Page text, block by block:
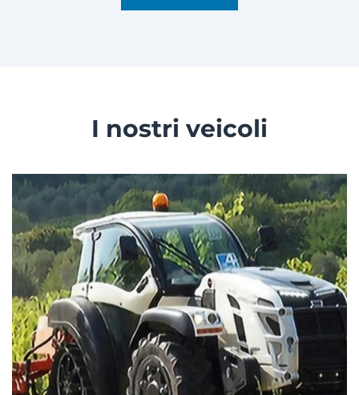
I nostri veicoli